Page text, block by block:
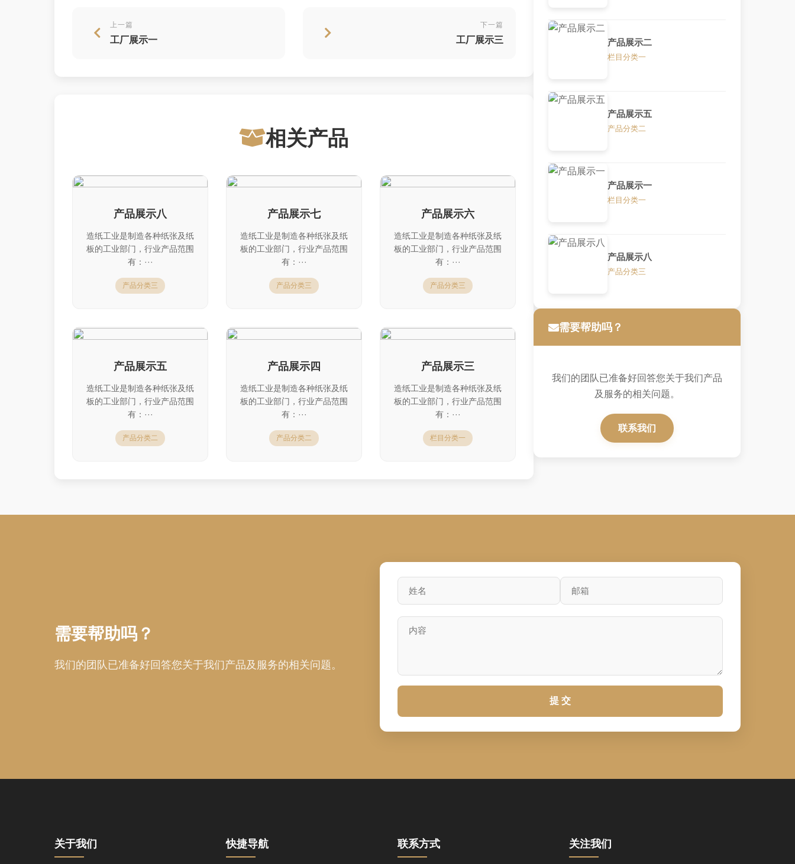
上一篇
工厂展示一
下一篇
工厂展示三
相关产品
产品展示八
造纸工业是制造各种纸张及纸
板的工业部门，行业产品范围
有：···
产品分类三
产品展示七
造纸工业是制造各种纸张及纸
板的工业部门，行业产品范围
有：···
产品分类三
产品展示六
造纸工业是制造各种纸张及纸
板的工业部门，行业产品范围
有：···
产品分类三
产品展示五
造纸工业是制造各种纸张及纸
板的工业部门，行业产品范围
有：···
产品分类二
产品展示四
造纸工业是制造各种纸张及纸
板的工业部门，行业产品范围
有：···
产品分类二
产品展示三
造纸工业是制造各种纸张及纸
板的工业部门，行业产品范围
有：···
栏目分类一
产品展示二
栏目分类一
产品展示五
产品分类二
产品展示一
栏目分类一
产品展示八
产品分类三
需要帮助吗？
我们的团队已准备好回答您关于我们产品
及服务的相关问题。
联系我们
需要帮助吗？
我们的团队已准备好回答您关于我们产品及服务的相关问题。
提 交
关于我们 快捷导航 联系方式 关注我们